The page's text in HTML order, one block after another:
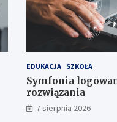
EDUKACJA SZKOŁA
Symfonia
rozwiązania
7 sierpnia 2026